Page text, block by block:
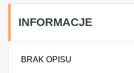
- Transport drogowy towarów,
Niespecjalistyczne sprzątanie
instalacji budowlanych.
INFORMACJE
BRAK OPISU